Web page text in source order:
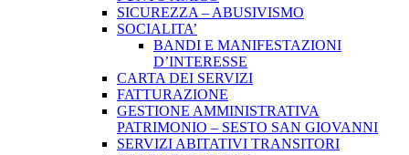
SICUREZZA – ABUSIVISMO
SOCIALITA’
BANDI E MANIFESTAZIONI
D’INTERESSE
CARTA DEI SERVIZI
FATTURAZIONE
GESTIONE AMMINISTRATIVA
PATRIMONIO – SESTO SAN GIOVANNI
SERVIZI ABITATIVI TRANSITORI